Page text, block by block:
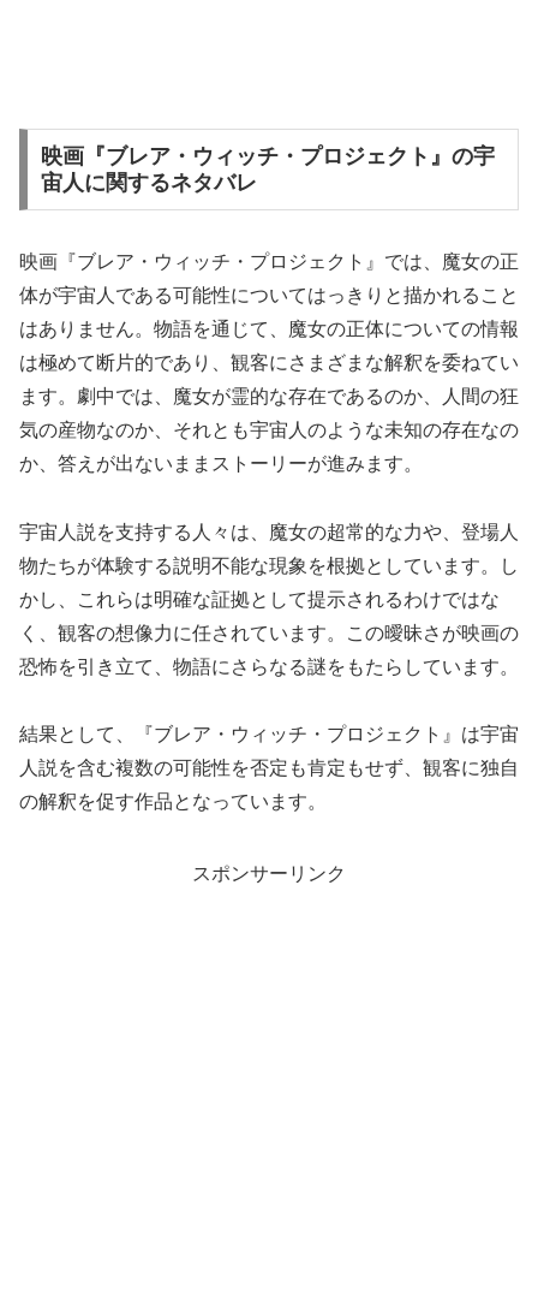
映画『ブレア・ウィッチ・プロジェクト』の宇
宙人に関するネタバレ
映画『ブレア・ウィッチ・プロジェクト』では、魔女の正
体が宇宙人である可能性についてはっきりと描かれること
はありません。物語を通じて、魔女の正体についての情報
は極めて断片的であり、観客にさまざまな解釈を委ねてい
ます。劇中では、魔女が霊的な存在であるのか、人間の狂
気の産物なのか、それとも宇宙人のような未知の存在なの
か、答えが出ないままストーリーが進みます。
宇宙人説を支持する人々は、魔女の超常的な力や、登場人
物たちが体験する説明不能な現象を根拠としています。し
かし、これらは明確な証拠として提示されるわけではな
く、観客の想像力に任されています。この曖昧さが映画の
恐怖を引き立て、物語にさらなる謎をもたらしています。
結果として、『ブレア・ウィッチ・プロジェクト』は宇宙
人説を含む複数の可能性を否定も肯定もせず、観客に独自
の解釈を促す作品となっています。
スポンサーリンク